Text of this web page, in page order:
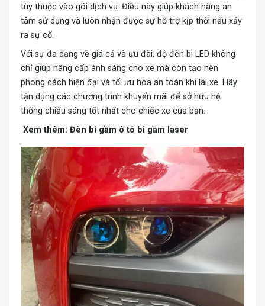
tùy thuộc vào gói dịch vụ. Điều này giúp khách hàng an
tâm sử dụng và luôn nhận được sự hỗ trợ kịp thời nếu xảy
ra sự cố.
Với sự đa dạng về giá cả và ưu đãi, độ đèn bi LED không
chỉ giúp nâng cấp ánh sáng cho xe mà còn tạo nên
phong cách hiện đại và tối ưu hóa an toàn khi lái xe. Hãy
tận dụng các chương trình khuyến mãi để sở hữu hệ
thống chiếu sáng tốt nhất cho chiếc xe của bạn.
Xem thêm: Đèn bi gầm ô tô bi gầm laser